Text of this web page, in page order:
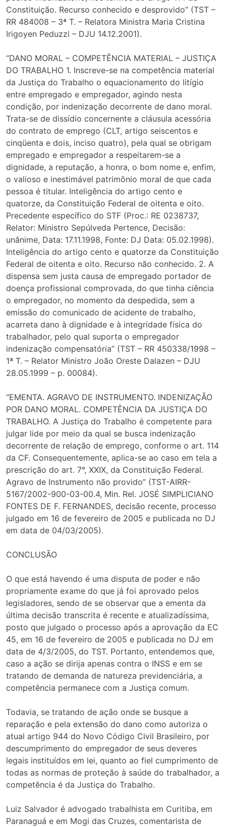
Constituição. Recurso conhecido e desprovido” (TST –
RR 484008 – 3ª T. – Relatora Ministra Maria Cristina
Irigoyen Peduzzi – DJU 14.12.2001).
“DANO MORAL – COMPETÊNCIA MATERIAL – JUSTIÇA
DO TRABALHO 1. Inscreve-se na competência material
da Justiça do Trabalho o equacionamento do litígio
entre empregado e empregador, agindo nesta
condição, por indenização decorrente de dano moral.
Trata-se de dissídio concernente a cláusula acessória
do contrato de emprego (CLT, artigo seiscentos e
cinqüenta e dois, inciso quatro), pela qual se obrigam
empregado e empregador a respeitarem-se a
dignidade, a reputação, a honra, o bom nome e, enfim,
o valioso e inestimável patrimônio moral de que cada
pessoa é titular. Inteligência do artigo cento e
quatorze, da Constituição Federal de oitenta e oito.
Precedente específico do STF (Proc.: RE 0238737,
Relator: Ministro Sepúlveda Pertence, Decisão:
unânime, Data: 17.11.1998, Fonte: DJ Data: 05.02.1998).
Inteligência do artigo cento e quatorze da Constituição
Federal de oitenta e oito. Recurso não conhecido. 2. A
dispensa sem justa causa de empregado portador de
doença profissional comprovada, do que tinha ciência
o empregador, no momento da despedida, sem a
emissão do comunicado de acidente de trabalho,
acarreta dano à dignidade e à integridade física do
trabalhador, pelo qual suporta o empregador
indenização compensatória” (TST – RR 450338/1998 –
1ª T. – Relator Ministro João Oreste Dalazen – DJU
28.05.1999 – p. 00084).
“EMENTA. AGRAVO DE INSTRUMENTO. INDENIZAÇÃO
POR DANO MORAL. COMPETÊNCIA DA JUSTIÇA DO
TRABALHO. A Justiça do Trabalho é competente para
julgar lide por meio da qual se busca indenização
decorrente de relação de emprego, conforme o art. 114
da CF. Consequentemente, aplica-se ao caso em tela a
prescrição do art. 7°, XXIX, da Constituição Federal.
Agravo de Instrumento não provido” (TST-AIRR-
5167/2002-900-03-00.4, Min. Rel. JOSÉ SIMPLICIANO
FONTES DE F. FERNANDES, decisão recente, processo
julgado em 16 de fevereiro de 2005 e publicada no DJ
em data de 04/03/2005).
CONCLUSÃO
O que está havendo é uma disputa de poder e não
propriamente exame do que já foi aprovado pelos
legisladores, sendo de se observar que a ementa da
última decisão transcrita é recente e atualizadíssima,
posto que julgado o processo após a aprovação da EC
45, em 16 de fevereiro de 2005 e publicada no DJ em
data de 4/3/2005, do TST. Portanto, entendemos que,
caso a ação se dirija apenas contra o INSS e em se
tratando de demanda de natureza previdenciária, a
competência permanece com a Justiça comum.
Todavia, se tratando de ação onde se busque a
reparação e pela extensão do dano como autoriza o
atual artigo 944 do Novo Código Civil Brasileiro, por
descumprimento do empregador de seus deveres
legais instituídos em lei, quanto ao fiel cumprimento de
todas as normas de proteção à saúde do trabalhador, a
competência é da Justiça do Trabalho.
Luiz Salvador é advogado trabalhista em Curitiba, em
Paranaguá e em Mogi das Cruzes, comentarista de